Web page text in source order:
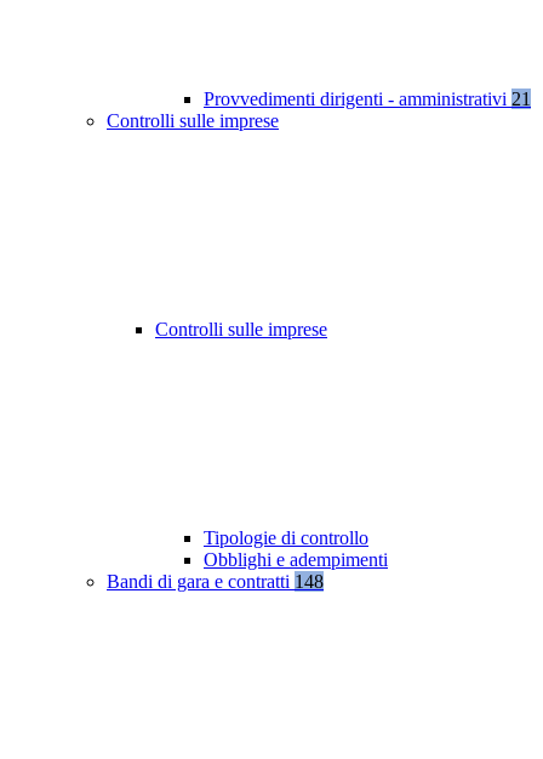
Provvedimenti dirigenti - amministrativi 21
Controlli sulle imprese
Controlli sulle imprese
Tipologie di controllo
Obblighi e adempimenti
Bandi di gara e contratti 148